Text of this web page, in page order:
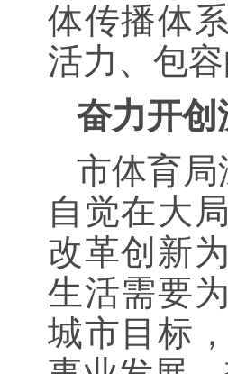
体传播体
活力、包
奋力开创
市体育
自觉在大
改革创新
生活需要
城市目标